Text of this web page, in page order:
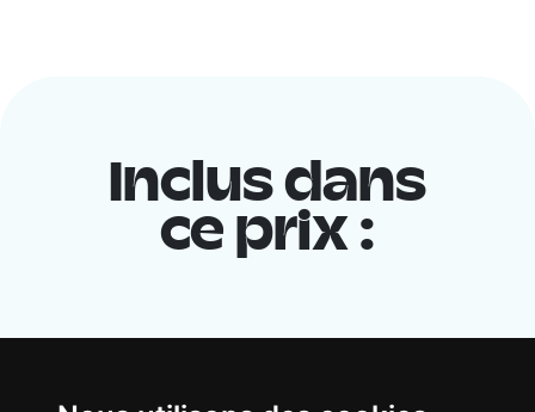
Inclus dans
ce prix :